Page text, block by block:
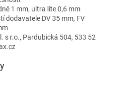
1 mm, ultra lite 0,6 mm
dodavatele DV 35 mm, FV
s r.o., Pardubická 504, 533 52